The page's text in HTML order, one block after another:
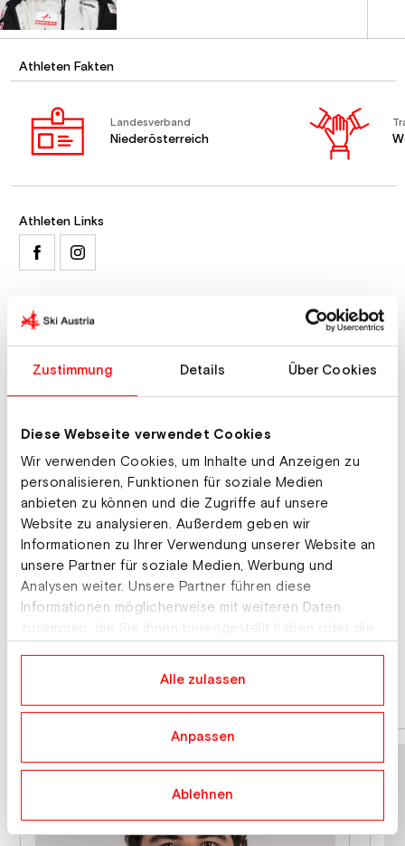
Zustimmung Details Über Cookies
Diese Webseite verwendet Cookies
Wir verwenden Cookies, um Inhalte und Anzeigen zu
personalisieren, Funktionen für soziale Medien
anbieten zu können und die Zugriffe auf unsere
Website zu analysieren. Außerdem geben wir
Informationen zu Ihrer Verwendung unserer Website an
unsere Partner für soziale Medien, Werbung und
Analysen weiter. Unsere Partner führen diese
Informationen möglicherweise mit weiteren Daten
zusammen, die Sie ihnen bereitgestellt haben oder die
Alle zulassen
Anpassen
Ablehnen
Athleten Fakten
Landesverband
Niederösterreich
Athleten Links
Ausrüster & Sponsoren
Ski: Augment
Schuhe: Augment
Brille: Dainese
Helm: Dainese
Hobbies
Fußball, Tennis, Volleyball